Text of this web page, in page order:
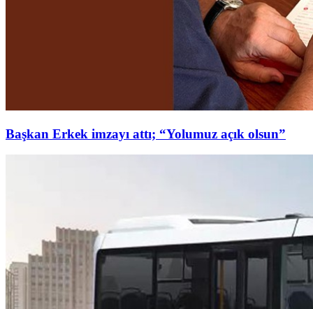
Başkan Erkek imzayı attı; “Yolumuz açık olsun”